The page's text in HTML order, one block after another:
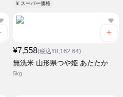
¥ スーパー価格
¥7,558(税込¥8,162.64)
無洗米 山形県つや姫 あたたか
5kg